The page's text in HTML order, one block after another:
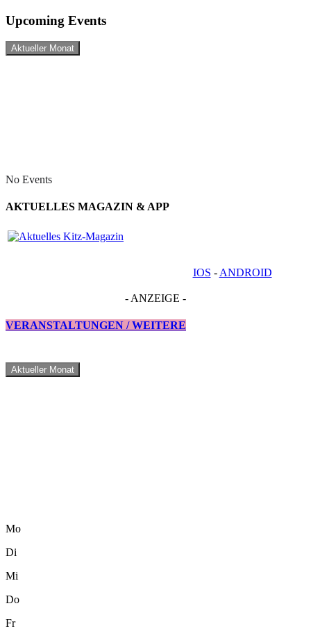
Upcoming Events
Aktueller Monat
No Events
AKTUELLES MAGAZIN & APP
IOS - ANDROID
- ANZEIGE -
VERANSTALTUNGEN / WEITERE
Aktueller Monat
Mo
Di
Mi
Do
Fr